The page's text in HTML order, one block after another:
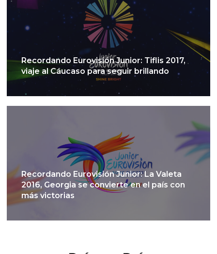
Recordando Eurovisión Junior: Tiflis 2017,
viaje al Cáucaso para seguir brillando
Recordando Eurovisión Junior: La Valeta
2016, Georgia se convierte en el país con
más victorias